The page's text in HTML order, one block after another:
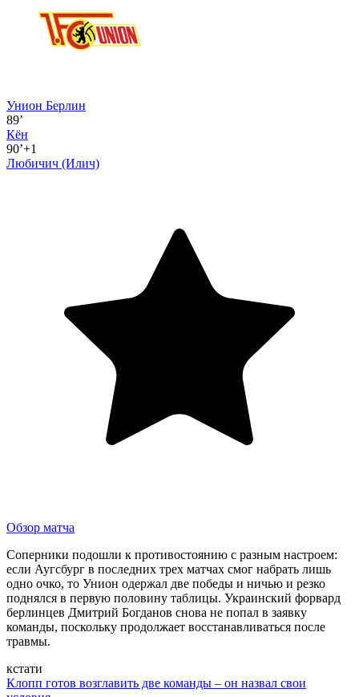
Унион Берлин
89’
Кён
90’+1
Любичич (Илич)
Обзор матча
Соперники подошли к противостоянию с разным настроем:
если Аугсбург в последних трех матчах смог набрать лишь
одно очко, то Унион одержал две победы и ничью и резко
поднялся в первую половину таблицы. Украинский форвард
берлинцев Дмитрий Богданов снова не попал в заявку
команды, поскольку продолжает восстанавливаться после
травмы.
кстати
Клопп готов возглавить две команды – он назвал свои